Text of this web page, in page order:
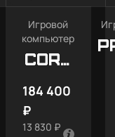
Игровой
компьютер
CORE
ULTRA
184 400
₽
13 830 ₽